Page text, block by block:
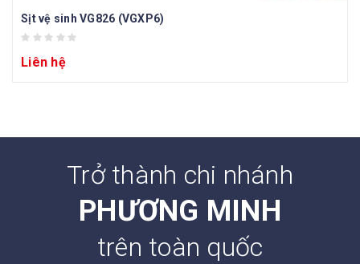
Sịt vệ sinh VG826 (VGXP6)
Liên hệ
Trở thành chi nhánh
PHƯƠNG MINH
trên toàn quốc